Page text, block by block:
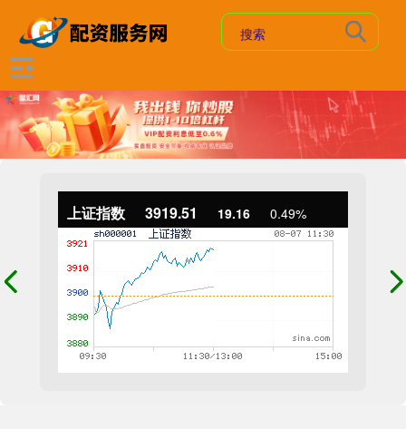
上证指数 3919.51 19.16 0.49%